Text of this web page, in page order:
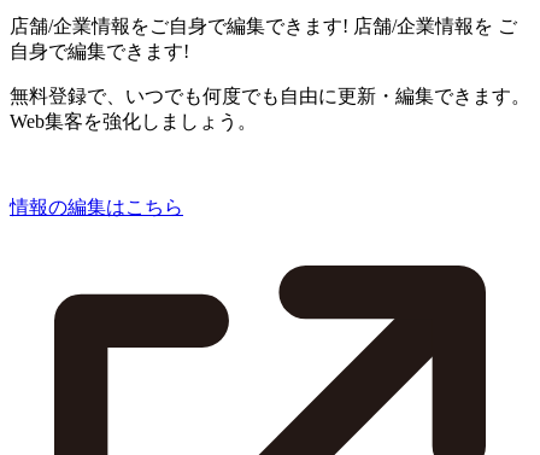
店舗/企業情報をご自身で編集できます! 店舗/企業情報を ご
自身で編集できます!
無料登録で、いつでも何度でも自由に更新・編集できます。
Web集客を強化しましょう。
情報の編集はこちら